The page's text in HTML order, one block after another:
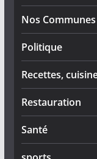
Nos Communes
Politique
Recettes,
Restauration
Santé